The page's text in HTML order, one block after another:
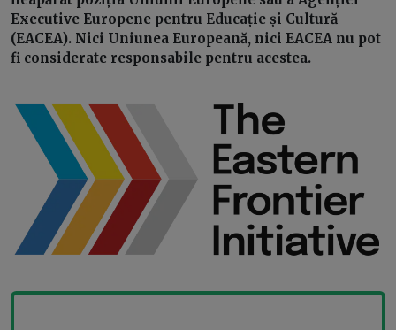
Executive Europene pentru Educație și Cultură
(EACEA). Nici Uniunea Europeană, nici EACEA nu pot
fi considerate responsabile pentru acestea.